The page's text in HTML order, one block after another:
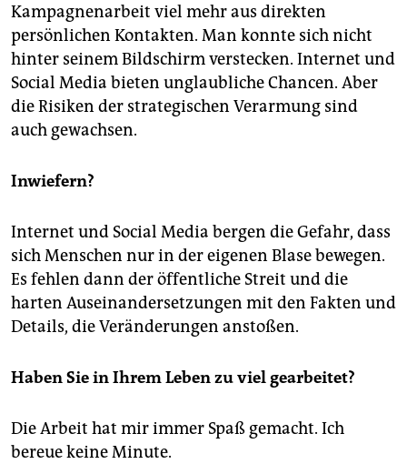
Kampagnenarbeit viel mehr aus direkten
persönlichen Kontakten. Man konnte sich nicht
hinter seinem Bildschirm verstecken. Internet und
Social Media bieten unglaubliche Chancen. Aber
die Risiken der strategischen Verarmung sind
auch gewachsen.
Inwiefern?
Internet und Social Media bergen die Gefahr, dass
sich Menschen nur in der eigenen Blase bewegen.
Es fehlen dann der öffentliche Streit und die
harten Auseinandersetzungen mit den Fakten und
Details, die Veränderungen anstoßen.
Haben Sie in Ihrem Leben zu viel gearbeitet?
Die Arbeit hat mir immer Spaß gemacht. Ich
bereue keine Minute.